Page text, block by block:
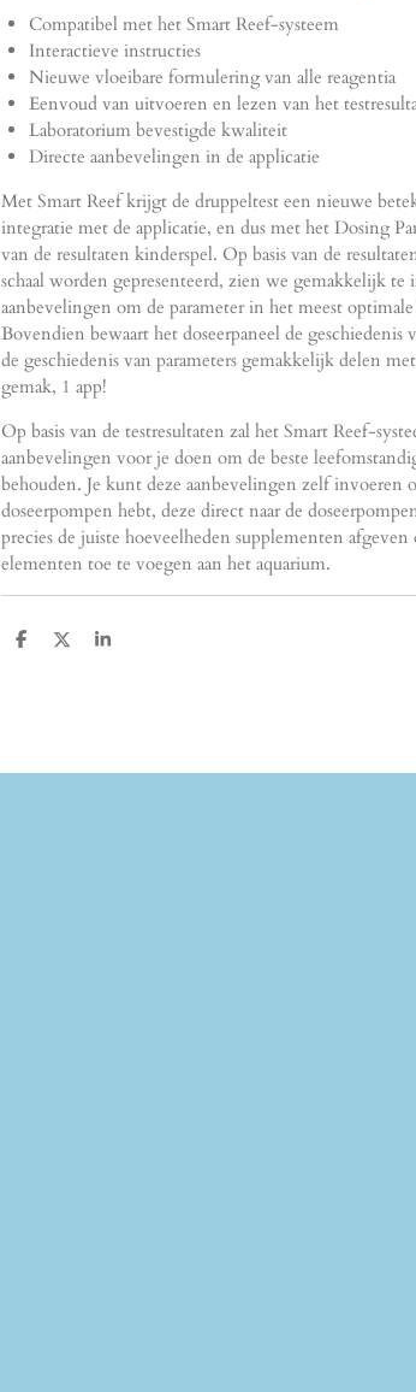
Compatibel met het Smart Reef-systeem
Interactieve instructies
Nieuwe vloeibare formulering van alle reagentia
Eenvoud van uitvoeren en lezen van het
Laboratorium bevestigde kwaliteit
Directe aanbevelingen in de applicatie
Met Smart Reef krijgt de druppeltest een nieuwe
integratie met de applicatie, en dus met het Dosing
van de resultaten kinderspel. Op basis van de
schaal worden gepresenteerd, zien we gemakkelijk te
aanbevelingen om de parameter in het meest
Bovendien bewaart het doseerpaneel de
de geschiedenis van parameters gemakkelijk delen
gemak, 1 app!
Op basis van de testresultaten zal het Smart Reef-
aanbevelingen voor je doen om de beste
behouden. Je kunt deze aanbevelingen zelf invoeren
doseerpompen hebt, deze direct naar de
precies de juiste hoeveelheden supplementen afgeven
elementen toe te voegen aan het aquarium.
D
D
S